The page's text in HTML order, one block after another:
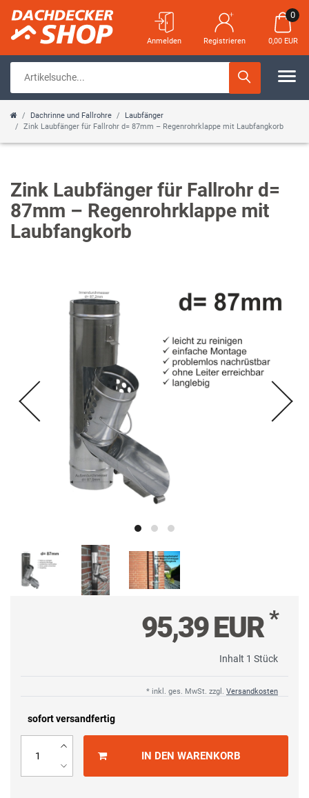
Anmelden Registrieren
0
0,00 EUR
Dachrinne und Fallrohre
Laubfänger
Zink Laubfänger für Fallrohr d= 87mm – Regenrohrklappe mit Laubfangkorb
Zink Laubfänger für Fallrohr d=
87mm – Regenrohrklappe mit
Laubfangkorb
95,39 EUR*
Inhalt 1 Stück
* inkl. ges. MwSt. zzgl. Versandkosten
sofort versandfertig
IN DEN WARENKORB